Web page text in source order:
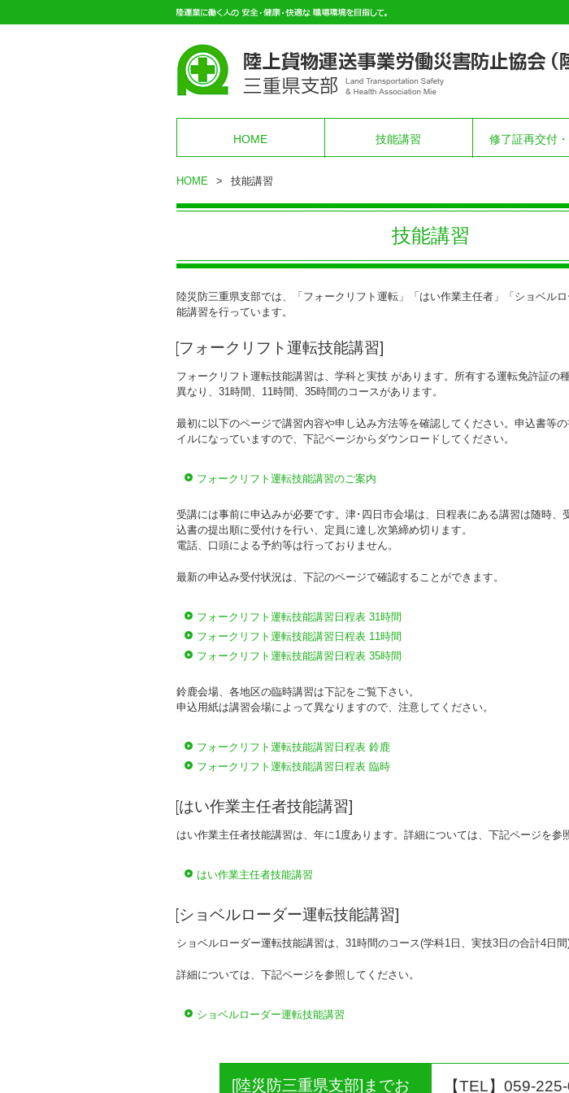
HOME 技能講習 修了証再交付
HOME > 技能講習
技能講習
陸災防三重県支部では、「フォークリフト運転」「はい作業主任者」「ショベル
能講習を行っています。
[フォークリフト運転技能講習]
フォークリフト運転技能講習は、学科と実技 があります。所有する運転免許証の
異なり、31時間、11時間、35時間のコースがあります。
最初に以下のページで講習内容や申し込み方法等を確認してください。申込書等
イルになっていますので、下記ページからダウンロードしてください。
フォークリフト運転技能講習のご案内
受講には事前に申込みが必要です。津･四日市会場は、日程表にある講習は随時、
込書の提出順に受付けを行い、定員に達し次第締め切ります。
電話、口頭による予約等は行っておりません。
最新の申込み受付状況は、下記のページで確認することができます。
フォークリフト運転技能講習日程表 31時間
フォークリフト運転技能講習日程表 11時間
フォークリフト運転技能講習日程表 35時間
鈴鹿会場、各地区の臨時講習は下記をご覧下さい。
申込用紙は講習会場によって異なりますので、注意してください。
フォークリフト運転技能講習日程表 鈴鹿
フォークリフト運転技能講習日程表 臨時
[はい作業主任者技能講習]
はい作業主任者技能講習は、年に1度あります。詳細については、下記ページを参
はい作業主任者技能講習
[ショベルローダー運転技能講習]
ショベルローダー運転技能講習は、31時間のコース(学科1日、実技3日の合計4日間)
詳細については、下記ページを参照してください。
ショベルローダー運転技能講習
[陸災防三重県支部]までお 【TEL】059-